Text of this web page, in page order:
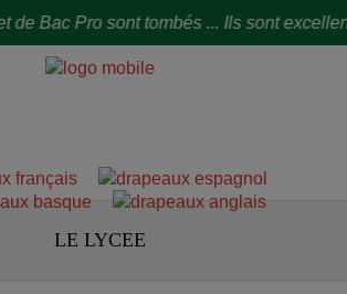
Bac Pro sont tombés ... Ils sont
LE LYCEE